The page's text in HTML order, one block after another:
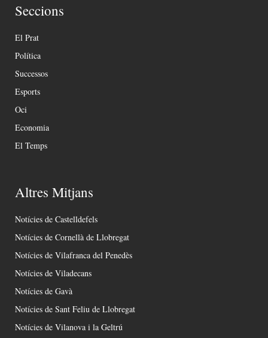
Seccions
El Prat
Política
Successos
Esports
Oci
Economia
El Temps
Altres Mitjans
Notícies de Castelldefels
Notícies de Cornellà de Llobregat
Notícies de Vilafranca del Penedès
Notícies de Viladecans
Notícies de Gavà
Notícies de Sant Feliu de Llobregat
Notícies de Vilanova i la Geltrú